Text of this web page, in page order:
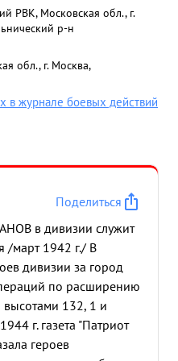
РВК, Московская обл., г.
р-н
обл., г. Москва,
в журнале боевых действий
Поделиться
в дивизии служит
/март 1942 г./ В
дивизии за город
по расширению
132, 1 и
г. газета "Патриот
героев